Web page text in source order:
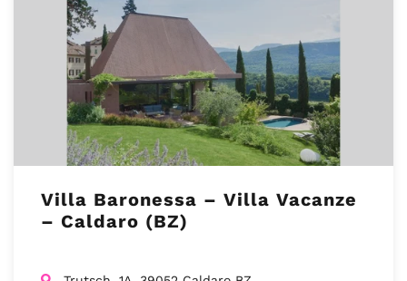
Villa Baronessa – Villa Vacanze
– Caldaro (BZ)